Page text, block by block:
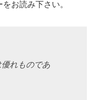
お読み下さい。
れものであ